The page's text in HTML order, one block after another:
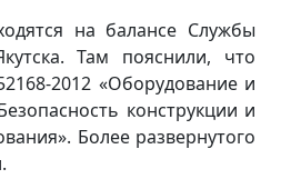
на балансе Службы
Там пояснили, что
2012 «Оборудование и
конструкции и
Более развернутого